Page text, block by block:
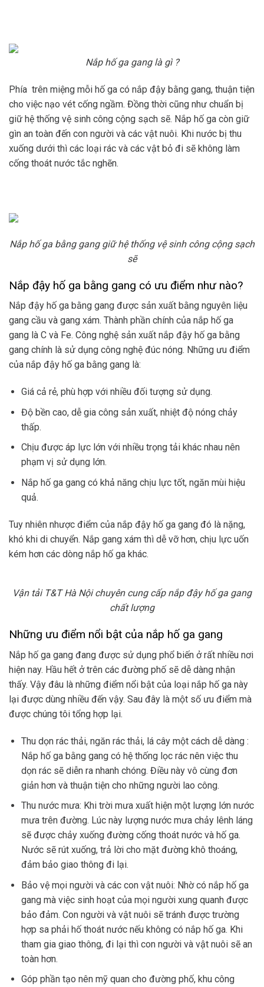
Nắp hố ga gang là gì ?
Phía trên miệng mỗi hố ga có nắp đậy bằng gang, thuận tiện
cho việc nạo vét cống ngầm. Đồng thời cũng như chuẩn bị
giữ hệ thống vệ sinh công cộng sạch sẽ. Nắp hố ga còn giữ
gìn an toàn đến con người và các vật nuôi. Khi nước bị thu
xuống dưới thì các loại rác và các vật bỏ đi sẽ không làm
cống thoát nước tắc nghẽn.
Nắp hố ga bằng gang giữ hệ thống vệ sinh công cộng sạch
sẽ
Nắp đậy hố ga bằng gang có ưu điểm như nào?
Nắp đậy hố ga bằng gang được sản xuất bằng nguyên liệu
gang cầu và gang xám. Thành phần chính của nắp hố ga
gang là C và Fe. Công nghệ sản xuất nắp đậy hố ga bằng
gang chính là sử dụng công nghệ đúc nóng. Những ưu điểm
của nắp đậy hố ga bằng gang là:
Giá cả rẻ, phù hợp với nhiều đối tượng sử dụng.
Độ bền cao, dễ gia công sản xuất, nhiệt độ nóng chảy
thấp.
Chịu được áp lực lớn với nhiều trọng tải khác nhau nên
phạm vị sử dụng lớn.
Nắp hố ga gang có khả năng chịu lực tốt, ngăn mùi hiệu
quả.
Tuy nhiên nhược điểm của nắp đậy hố ga gang đó là nặng,
khó khi di chuyển. Nắp gang xám thì dễ vỡ hơn, chịu lực uốn
kém hơn các dòng nắp hố ga khác.
Vận tải T&T Hà Nội chuyên cung cấp nắp đậy hố ga gang
chất lượng
Những ưu điểm nổi bật của nắp hố ga gang
Nắp hố ga gang đang được sử dụng phổ biến ở rất nhiều nơi
hiện nay. Hầu hết ở trên các đường phố sẽ dễ dàng nhận
thấy. Vậy đâu là những điểm nổi bật của loại nắp hố ga này
lại được dùng nhiều đến vậy. Sau đây là một số ưu điểm mà
được chúng tôi tổng hợp lại.
Thu dọn rác thải, ngăn rác thải, lá cây một cách dễ dàng :
Nắp hố ga bằng gang có hệ thống lọc rác nên việc thu
dọn rác sẽ diễn ra nhanh chóng. Điều này vô cùng đơn
giản hơn và thuận tiện cho những người lao công.
Thu nước mưa: Khi trời mưa xuất hiện một lượng lớn nước
mưa trên đường. Lúc này lượng nước mưa chảy lênh láng
sẽ được chảy xuống đường cống thoát nước và hố ga.
Nước sẽ rút xuống, trả lời cho mặt đường khô thoáng,
đảm bảo giao thông đi lại.
Bảo vệ mọi người và các con vật nuôi: Nhờ có nắp hố ga
gang mà việc sinh hoạt của mọi người xung quanh được
bảo đảm. Con người và vật nuôi sẽ tránh được trường
hợp sa phải hố thoát nước nếu không có nắp hố ga. Khi
tham gia giao thông, đi lại thì con người và vật nuôi sẽ an
toàn hơn.
Góp phần tạo nên mỹ quan cho đường phố, khu công